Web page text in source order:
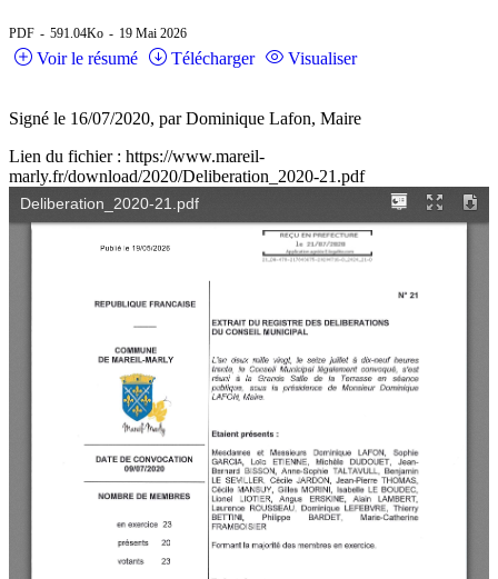
PDF 591.04Ko 19 Mai 2026
Voir le résumé Télécharger Visualiser
Signé le 16/07/2020, par Dominique Lafon, Maire
Lien du fichier : https://www.mareil-
marly.fr/download/2020/Deliberation_2020-21.pdf